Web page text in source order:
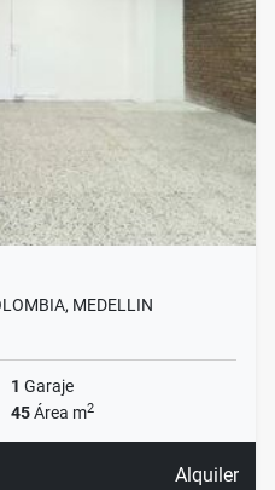
MEDELLIN
1 Garaje
45Área m2
Alquiler